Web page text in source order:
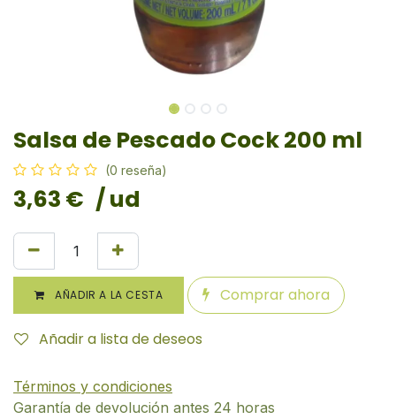
Salsa de Pescado Cock 200 ml
(0 reseña)
3,63 € / ud
AÑADIR A LA CESTA Comprar ahora
Añadir a lista de deseos
Términos y condiciones
Garantía de devolución antes 24 horas